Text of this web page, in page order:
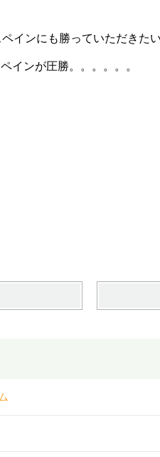
インにも勝っていただきた
ンが圧勝。。。。。。